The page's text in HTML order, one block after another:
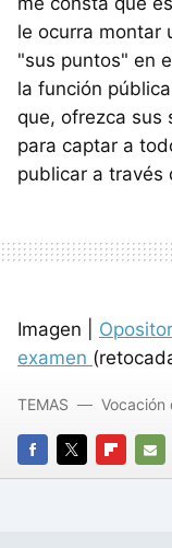
le ocurra montar
"sus puntos" en
la función
que, ofrezca sus
para captar a
publicar a través
Imagen |
examen
FACEBOOK
TWITTER
E-
TEMAS Vocación